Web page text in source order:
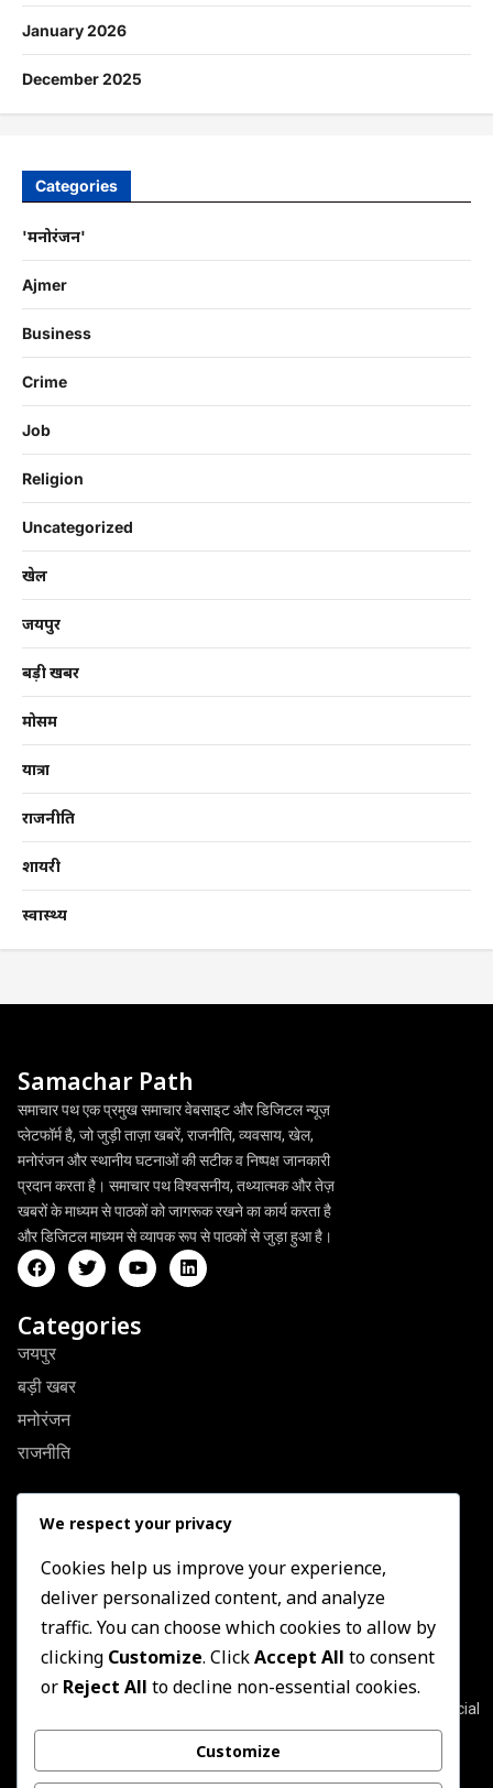
January 2026
December 2025
Categories
'मनोरंजन'
Ajmer
Business
Crime
Job
Religion
Uncategorized
खेल
जयपुर
बड़ी खबर
मोसम
यात्रा
राजनीति
शायरी
स्वास्थ्य
Samachar Path
समाचार पथ एक प्रमुख समाचार वेबसाइट और डिजिटल न्यूज़
प्लेटफॉर्म है, जो जुड़ी ताज़ा खबरें, राजनीति, व्यवसाय, खेल,
मनोरंजन और स्थानीय घटनाओं की सटीक व निष्पक्ष जानकारी
प्रदान करता है। समाचार पथ विश्वसनीय, तथ्यात्मक और तेज़
खबरों के माध्यम से पाठकों को जागरूक रखने का कार्य करता है
और डिजिटल माध्यम से व्यापक रूप से पाठकों से जुड़ा हुआ है।
Categories
जयपुर
बड़ी खबर
मनोरंजन
राजनीति
Quick Link
About Us
Contact US
Privacy Policy
Terms & Conditions
Newsletter
Join our subscribers list to get the latest news, updates and special
offers directly in your inbox
Subscribe
We respect your privacy
Cookies help us improve your experience,
deliver personalized content, and analyze
traffic. You can choose which cookies to allow by
clicking Customize. ClickAccept All to consent
or Reject All to decline non-essential cookies.
Customize